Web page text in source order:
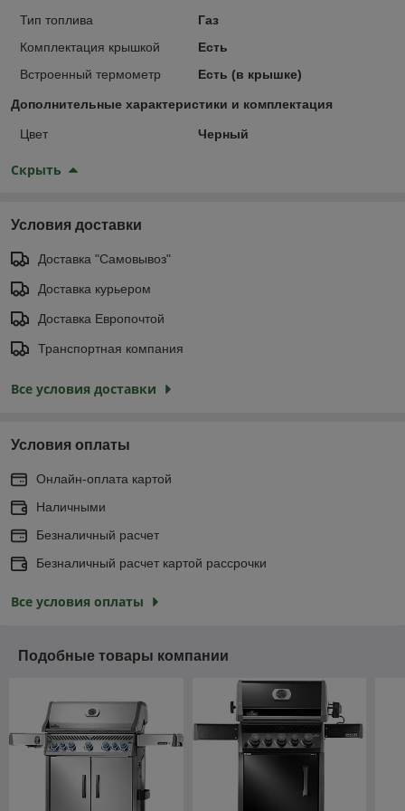
Тип топлива
Газ
Комплектация крышкой
Есть
Встроенный термометр
Есть (в крышке)
Дополнительные характеристики и комплектация
Цвет Черный
Скрыть
Условия доставки
Доставка "Самовывоз"
Доставка курьером
Доставка Европочтой
Транспортная компания
Все условия доставки
Условия оплаты
Онлайн-оплата картой
Наличными
Безналичный расчет
Безналичный расчет картой рассрочки
Все условия оплаты
Подобные товары компании